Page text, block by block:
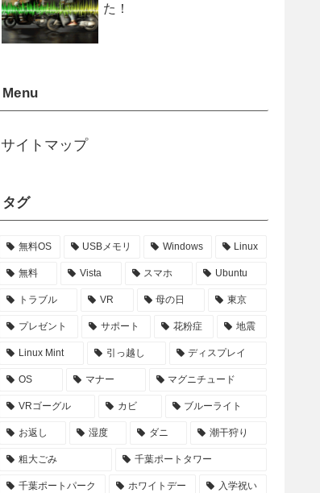
た！
Menu
サイトマップ
タグ
無料OS USBメモリ Windows Linux
無料 Vista スマホ Ubuntu
トラブル VR 母の日 東京
プレゼント サポート 花粉症 地震
Linux Mint 引っ越し ディスプレイ
OS マナー マグニチュード
VRゴーグル カビ ブルーライト
お返し 湿度 ダニ 潮干狩り
粗大ごみ 千葉ポートタワー
千葉ポートパーク ホワイトデー 入学祝い